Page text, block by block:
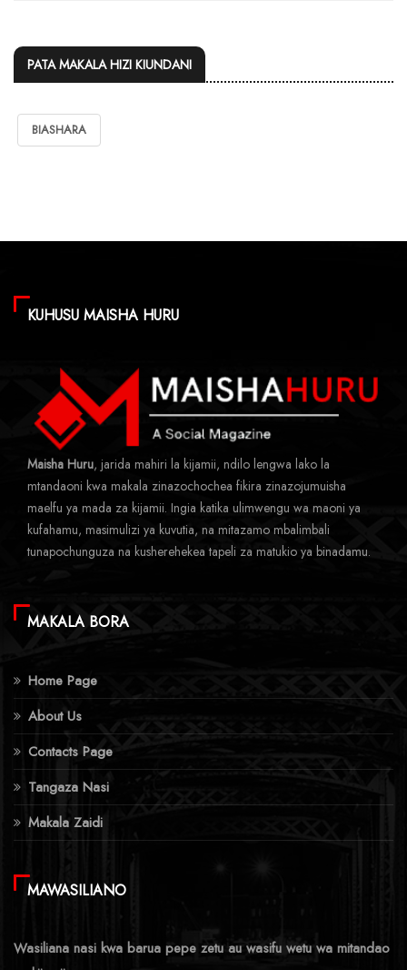
PATA MAKALA HIZI KIUNDANI
BIASHARA
KUHUSU MAISHA HURU
Maisha Huru, jarida mahiri la kijamii, ndilo lengwa lako la
mtandaoni kwa makala zinazochochea fikira zinazojumuisha
maelfu ya mada za kijamii. Ingia katika ulimwengu wa maoni ya
kufahamu, masimulizi ya kuvutia, na mitazamo mbalimbali
tunapochunguza na kusherehekea tapeli za matukio ya binadamu.
MAKALA BORA
Home Page
About Us
Contacts Page
Tangaza Nasi
Makala Zaidi
MAWASILIANO
Wasiliana nasi kwa barua pepe zetu au wasifu wetu wa mitandao